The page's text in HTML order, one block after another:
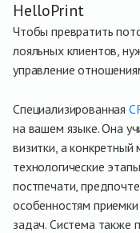
HelloPrint
Чтобы превратить
лояльных клиентов,
управление
Специализированная
на вашем языке. Она
визитки, а
технологические
постпечати,
особенностям
задач. Система также